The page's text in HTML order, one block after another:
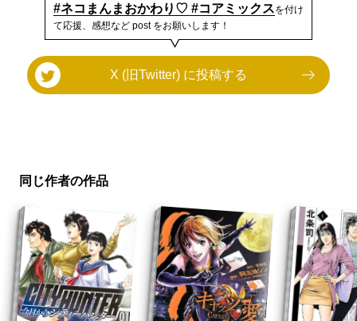
#ネコまんまおかわり♡ #コアミックスを付け
て応援、感想など post をお願いします！
X (旧Twitter) に投稿する
同じ作者の作品